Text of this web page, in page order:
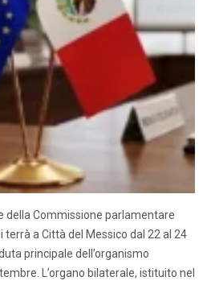
della Commissione parlamentare
terrà a Città del Messico dal 22 al 24
principale dell’organismo
L’organo bilaterale, istituito nel